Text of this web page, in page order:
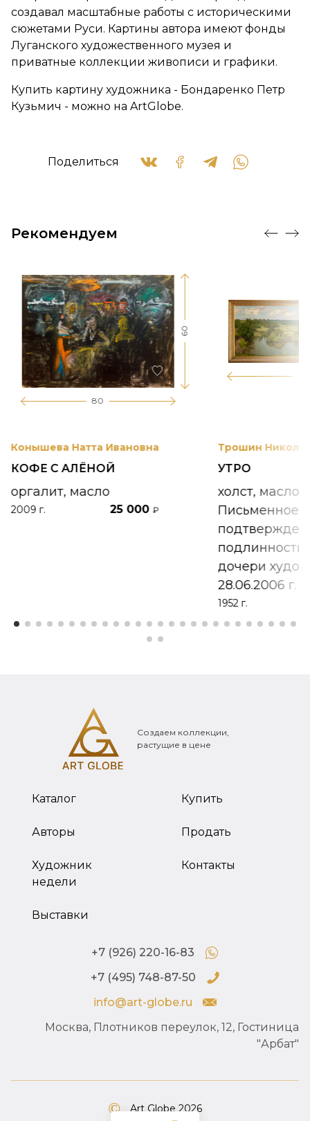
создавал масштабные работы с историческими
сюжетами Руси. Картины автора имеют фонды
Луганского художественного музея и
приватные коллекции живописи и графики.
Купить картину художника - Бондаренко Петр
Кузьмич - можно на ArtGlobe.
Поделиться
Рекомендуем
80
60
Конышева Натта Ивановна
КОФЕ С АЛЁНОЙ
оргалит, масло
2009 г. 25 000 ₽
174
Трошин
УТРО
холст, масло
Письменное
подлинности
дочери
28.06.2006 г.
1952 г.
Создаем коллекции,
растущие в цене
Каталог
Авторы
Художник
недели
Выставки
Купить
Продать
Контакты
+7 (926) 220-16-83
+7 (495) 748-87-50
info@art-globe.ru
Москва, Плотников переулок, 12, Гостиница
"Арбат"
Art Globe 2026